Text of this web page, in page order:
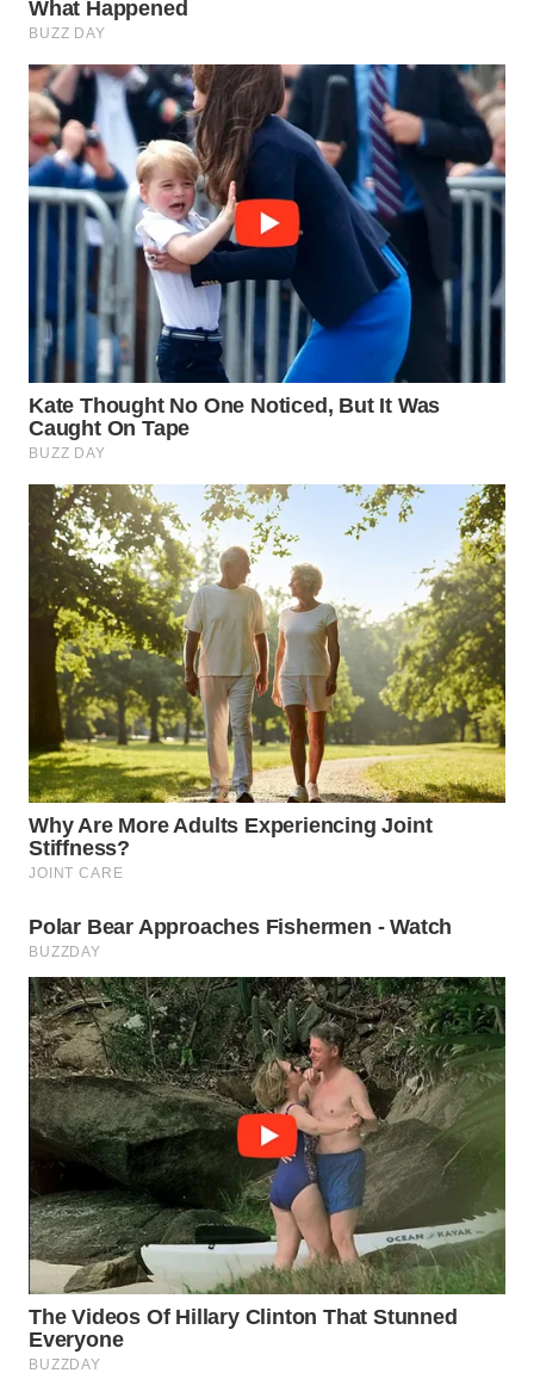
WN
BINJAI
WN
CIREBON
WN
INDRAMAYU
WN
KUNINGAN
WN
MAJALENGKA
WN
WN
SUKABUMI
WN
PURWAKARTA
WN
PRIANGAN
TIMUR
WN
SEMARANG
SOLO
WN
BOROBUDUR
WN
MADURA
SURABAYA
WN
NATUNA
WN